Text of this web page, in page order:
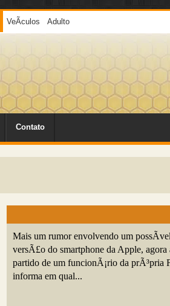
VeÃ­culos Adulto
Contato
Mais um rumor envolvendo um
versÃ£o do smartphone da Apple,
partido de um funcionÃ¡rio da
informa em qual...